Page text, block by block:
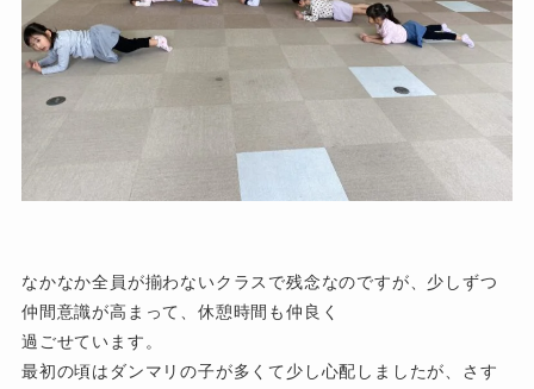
なかなか全員が揃わないクラスで残念なのですが、少しずつ
仲間意識が高まって、休憩時間も仲良く
過ごせています。
最初の頃はダンマリの子が多くて少し心配しましたが、さす